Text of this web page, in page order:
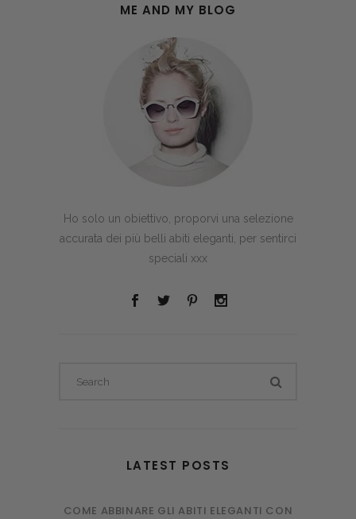
ME AND MY BLOG
Ho solo un obiettivo, proporvi una selezione
accurata dei più belli abiti eleganti, per sentirci
speciali xxx
LATEST POSTS
COME ABBINARE GLI ABITI ELEGANTI CON